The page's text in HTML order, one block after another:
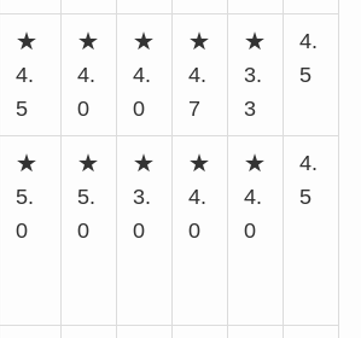
★
4.
5
★
4.
0
★
4.
0
★
4.
7
★
3.
3
4.
5
★
5.
0
★
5.
0
★
3.
0
★
4.
0
★
4.
0
4.
5